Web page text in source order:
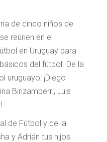
de cinco niños de
reúnen en el
en Uruguay para
del fútbol. De la
uruguayo: ¡Diego
Birizamberri, Luis
de Fútbol y de la
y Adrián tus hijos